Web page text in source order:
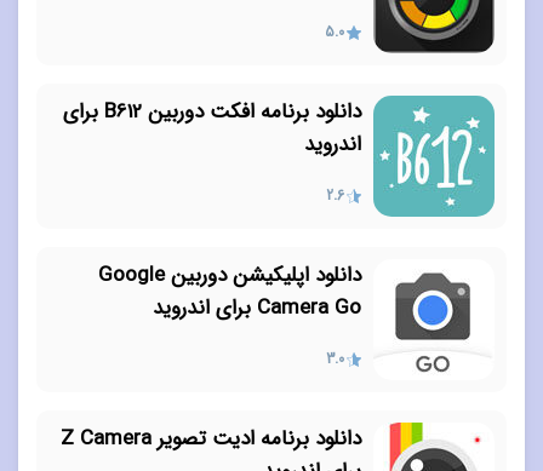
5.0
دانلود برنامه افکت دوربین B612 برای
اندروید
2.6
دانلود اپلیکیشن دوربین Google
Camera Go برای اندروید
3.0
دانلود برنامه ادیت تصویر Z Camera